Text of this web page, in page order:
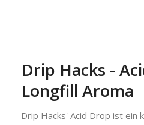
Drip Hacks -
Longfill Aroma
Drip Hacks' Acid Drop ist ein